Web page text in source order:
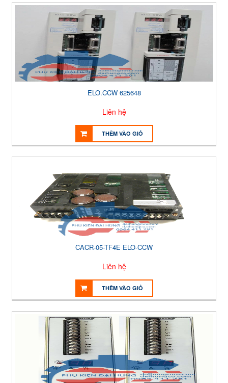
ELO.CCW 625648
Liên hệ
THÊM VÀO GIỎ
CACR-05-TF4E ELO-CCW
Liên hệ
THÊM VÀO GIỎ